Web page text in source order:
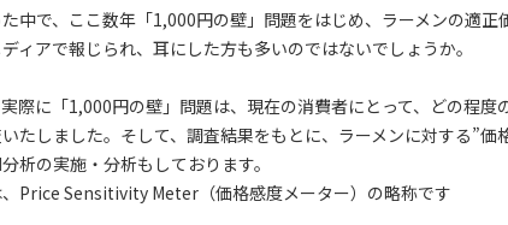
中で、ここ数年「1,000円の壁」問題をはじめ、ラーメンの適正
ィアで報じられ、耳にした方も多いのではないでしょうか。
際に「1,000円の壁」問題は、現在の消費者にとって、どの程度
たしました。そして、調査結果をもとに、ラーメンに対する”価
析の実施・分析もしております。
Price Sensitivity Meter（価格感度メーター）の略称です